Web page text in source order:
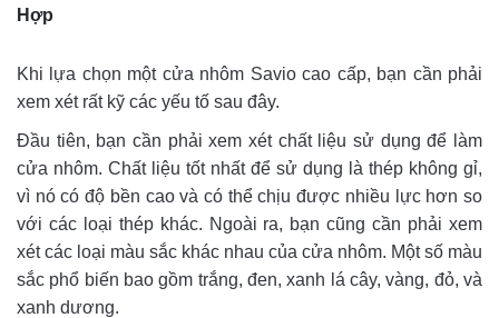
Hợp
Khi lựa chọn một cửa nhôm Savio cao cấp, bạn cần phải
xem xét rất kỹ các yếu tố sau đây.
Đầu tiên, bạn cần phải xem xét chất liệu sử dụng để làm
cửa nhôm. Chất liệu tốt nhất để sử dụng là thép không gỉ,
vì nó có độ bền cao và có thể chịu được nhiều lực hơn so
với các loại thép khác. Ngoài ra, bạn cũng cần phải xem
xét các loại màu sắc khác nhau của cửa nhôm. Một số màu
sắc phổ biến bao gồm trắng, đen, xanh lá cây, vàng, đỏ, và
xanh dương.